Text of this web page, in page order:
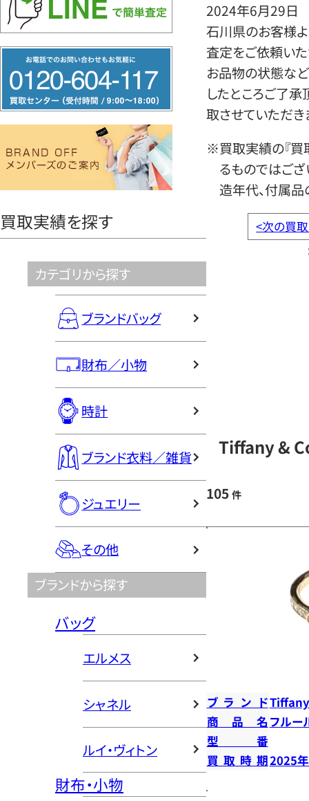
リ
ー
ヤ
買取実績を探す
カテゴリから探す
ブランドバッグ
財布／小物
時計
ブランド衣料／雑貨
ジュエリー
その他
ブランドから探す
バッグ
エルメス
シャネル
ルイ・ヴィトン
財布・小物
2024年6月29日
石川県のお客様よ
査定をご依頼いた
お品物の状態など
したところご了
取させていただき
※買取実績の『買
るものではござ
造年代、付属品
<次の買
Tiffany &
105 件
ブランド
商品名 フルー
型番
買取時期2025